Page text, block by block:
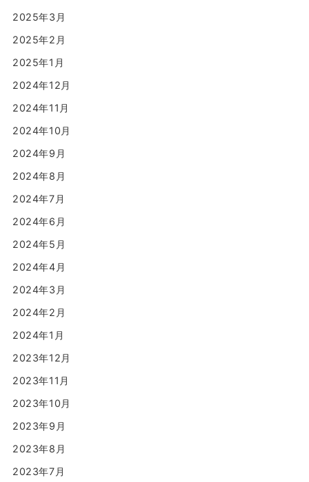
2025年3月
2025年2月
2025年1月
2024年12月
2024年11月
2024年10月
2024年9月
2024年8月
2024年7月
2024年6月
2024年5月
2024年4月
2024年3月
2024年2月
2024年1月
2023年12月
2023年11月
2023年10月
2023年9月
2023年8月
2023年7月